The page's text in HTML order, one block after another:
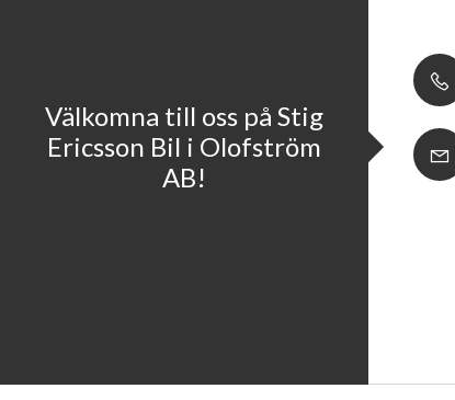
Välkomna till oss på Stig
Ericsson Bil i Olofström
AB!